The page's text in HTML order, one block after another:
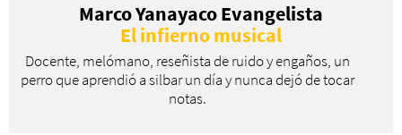
Marco Yanayaco Evangelista
El infierno musical
Docente, melómano, reseñista de ruido y engaños, un
perro que aprendió a silbar un día y nunca dejó de tocar
notas.